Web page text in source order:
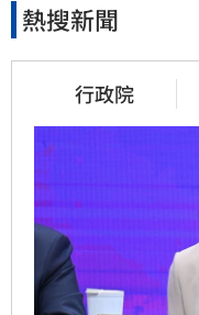
熱搜新聞
行政院